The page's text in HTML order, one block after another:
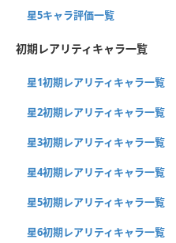
星5キャラ評価一覧
初期レアリティキャラ一覧
星1初期レアリティキャラ一覧
星2初期レアリティキャラ一覧
星3初期レアリティキャラ一覧
星4初期レアリティキャラ一覧
星5初期レアリティキャラ一覧
星6初期レアリティキャラ一覧